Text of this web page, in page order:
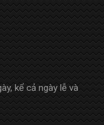
kể cả ngày lễ và